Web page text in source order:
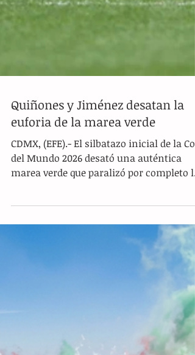
Quiñones y Jiménez desatan la
euforia de la marea verde
CDMX, (EFE).- El silbatazo inicial de la
marea verde que paralizó por completo
actividades de la capital del país,
consolidando una jornada histórica para